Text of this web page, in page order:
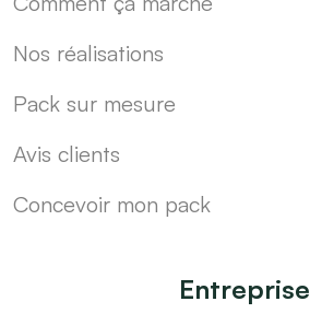
Nos réalisations
Pack sur mesure
Avis clients
Concevoir mon pack
Entreprise